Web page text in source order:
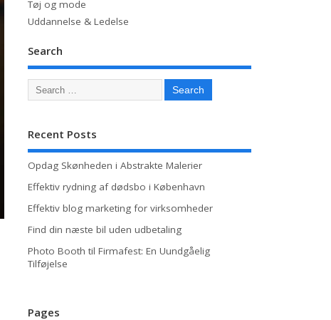
Tøj og mode
Uddannelse & Ledelse
Search
Recent Posts
Opdag Skønheden i Abstrakte Malerier
Effektiv rydning af dødsbo i København
Effektiv blog marketing for virksomheder
Find din næste bil uden udbetaling
Photo Booth til Firmafest: En Uundgåelig
Tilføjelse
Pages